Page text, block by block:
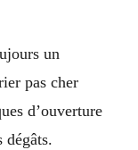
un
pas cher
d’ouverture